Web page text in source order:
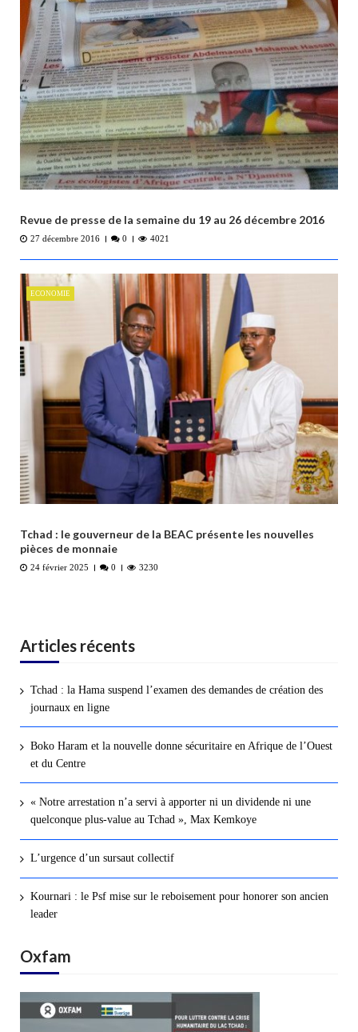
Revue de presse de la semaine du 19 au 26 décembre 2016
27 décembre 2016 0 4021
ECONOMIE
Tchad : le gouverneur de la BEAC présente les nouvelles
pièces de monnaie
24 février 2025 0 3230
Articles récents
Tchad : la Hama suspend l’examen des demandes de création des
journaux en ligne
Boko Haram et la nouvelle donne sécuritaire en Afrique de l’Ouest
et du Centre
« Notre arrestation n’a servi à apporter ni un dividende ni une
quelconque plus-value au Tchad », Max Kemkoye
L’urgence d’un sursaut collectif
Kournari : le Psf mise sur le reboisement pour honorer son ancien
leader
Oxfam